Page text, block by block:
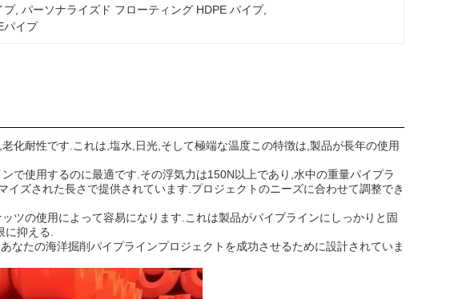
プ, パーソナライズド フローティング HDPE パイプ,
パイプ
化耐性です.これは,塩水,日光,そして極端な温度この特徴は,製品が長年の使用
で使用するのに最適です.その浮気力は150N以上であり,水中の重量パイプラ
ズされた長さで提供されています.プロジェクトのニーズに合わせて調整でき
ツの使用によって容易になります.これは製品がパイプラインにしっかりと固
抑える.
なたの海洋掘削パイプラインプロジェクトを成功させるために設計されていま